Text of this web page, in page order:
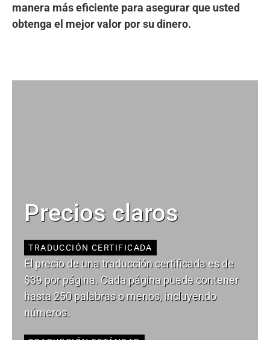
manera más eficiente para asegurar que usted
obtenga el mejor valor por su dinero.
Precios claros
TRADUCCIÓN CERTIFICADA
El precio de una traducción certificada es de
$39 por página. Cada página puede contener
hasta 250 palabras o menos, incluyendo
números.